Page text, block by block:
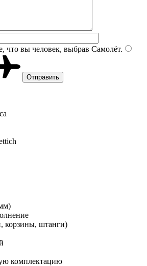
что вы человек, выбрав Самолёт.
корзины, штанги)
комплектацию